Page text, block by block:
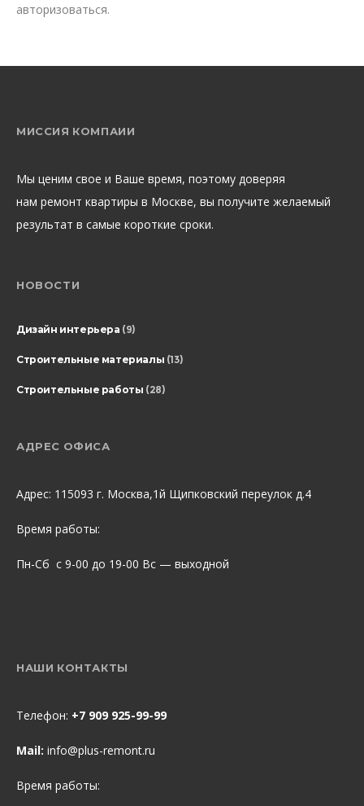
авторизоваться.
МИССИЯ КОМПАИИ
Мы ценим свое и Ваше время, поэтому доверяя
нам ремонт квартиры в Москве, вы получите желаемый
результат в самые короткие сроки.
НОВОСТИ
Дизайн интерьера (9)
Строительные материалы (13)
Строительные работы (28)
АДРЕС ОФИСА
Адрес: 115093 г. Москва,1й Щипковский переулок д.4
Время работы:
Пн-Сб с 9-00 до 19-00 Вс — выходной
НАШИ КОНТАКТЫ
Телефон: +7 909 925-99-99
Mail: info@plus-remont.ru
Время работы: